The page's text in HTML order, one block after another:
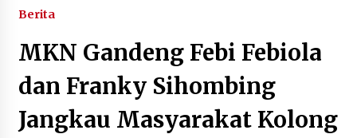
Berita
MKN Gandeng Febi Febiola
dan Franky Sihombing
Jangkau Masyarakat Kolong